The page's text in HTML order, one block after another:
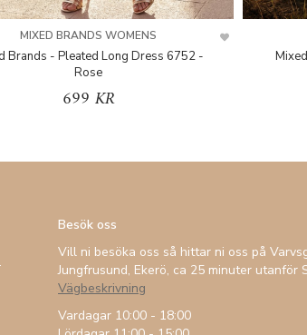
MIXED BRANDS WOMENS
Brands - Pleated Long Dress 6752 -
Rose
699 KR
Besök oss
Vill ni besöka oss så hittar ni oss på
Jungfrusund, Ekerö, ca 25 minuter utanför
Vägbeskrivning
Vardagar 10:00 - 18:00